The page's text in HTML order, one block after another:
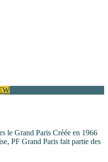
le Grand Paris Créée en 1966
PF Grand Paris fait partie des